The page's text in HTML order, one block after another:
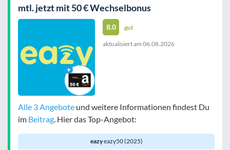
Handy-Speicher
Bewertung
Filter zurücksetzen
mtl. jetzt mit 50 € Wechselbonus
8.0 gut
aktualisiert am 06.08.2026
Alle 3 Angebote und weitere Informationen findest Du
im Beitrag. Hier das Top-Angebot:
eazyeazy50 (2025)